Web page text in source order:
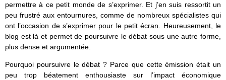
permettre à ce petit monde de s’exprimer. Et j’en suis ressortit un
peu frustré aux entournures, comme de nombreux spécialistes qui
ont l’occasion de s’exprimer pour le petit écran. Heureusement, le
blog est là et permet de poursuivre le débat sous une autre forme,
plus dense et argumentée.
Pourquoi poursuivre le débat ? Parce que cette émission était un
peu trop béatement enthousiaste sur l’impact économique